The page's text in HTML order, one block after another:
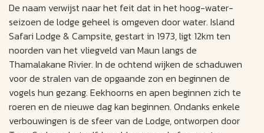
De naam verwijst naar het feit dat in het hoog-water-
seizoen de lodge geheel is omgeven door water. Island
Safari Lodge & Campsite, gestart in 1973, ligt 12km ten
noorden van het vliegveld van Maun langs de
Thamalakane Rivier. In de ochtend wijken de schaduwen
voor de stralen van de opgaande zon en beginnen de
vogels hun gezang. Eekhoorns en apen beginnen zich te
roeren en de nieuwe dag kan beginnen. Ondanks enkele
verbouwingen is de sfeer van de Lodge, ontworpen door